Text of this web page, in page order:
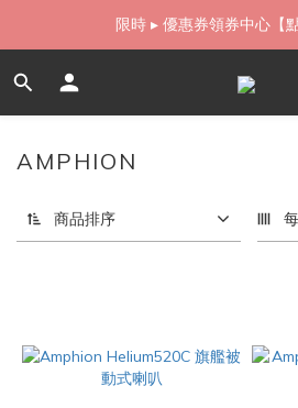
如需當日配送貨海外寄送，歡
限時 ▸ 優惠券領券中心【
如需當日配送貨海外寄送，歡
AMPHION
商品排序